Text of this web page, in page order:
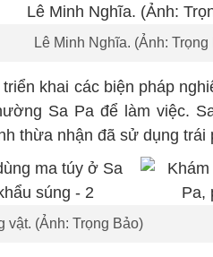
Lê Minh Nghĩa. (Ảnh: Trọng
khai các biện pháp
Sa Pa để làm việc.
thừa nhận đã sử dụng trái
vật. (Ảnh: Trọng Bảo)